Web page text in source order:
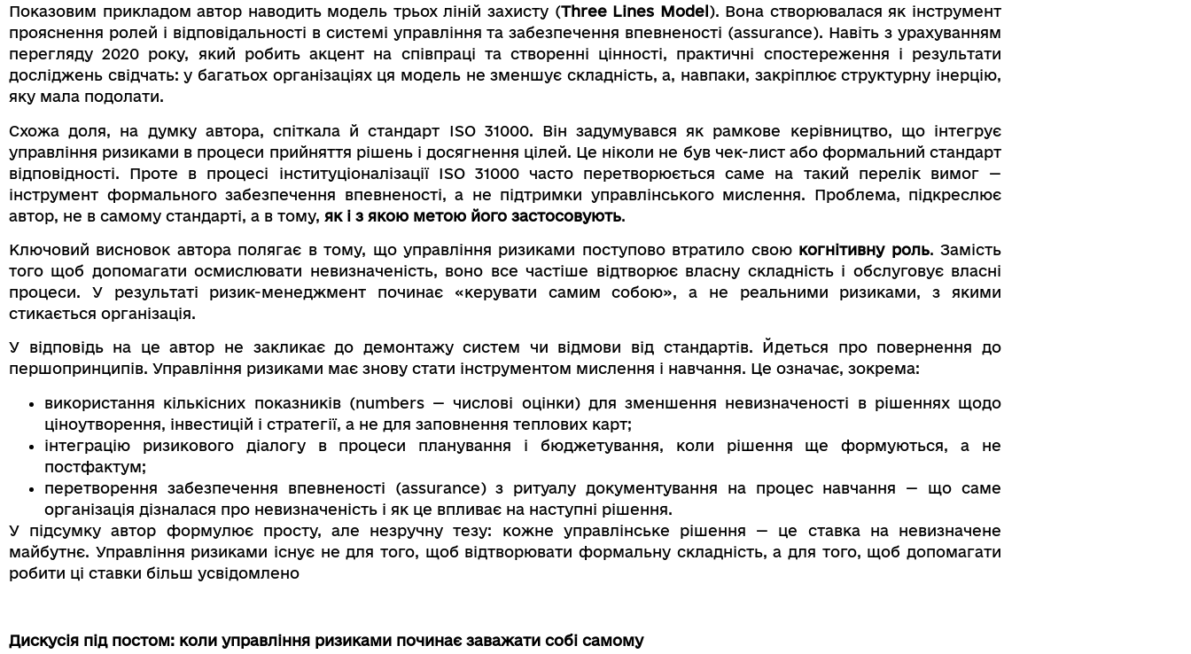
Показовим прикладом автор наводить модель трьох ліній захисту (Three Lines Model). Вона створювалася як інструмент
прояснення ролей і відповідальності в системі управління та забезпечення впевненості (assurance). Навіть з урахуванням
перегляду 2020 року, який робить акцент на співпраці та створенні цінності, практичні спостереження і результати
досліджень свідчать: у багатьох організаціях ця модель не зменшує складність, а, навпаки, закріплює структурну інерцію,
яку мала подолати.
Схожа доля, на думку автора, спіткала й стандарт ISO 31000. Він задумувався як рамкове керівництво, що інтегрує
управління ризиками в процеси прийняття рішень і досягнення цілей. Це ніколи не був чек-лист або формальний стандарт
відповідності. Проте в процесі інституціоналізації ISO 31000 часто перетворюється саме на такий перелік вимог —
інструмент формального забезпечення впевненості, а не підтримки управлінського мислення. Проблема, підкреслює
автор, не в самому стандарті, а в тому, як і з якою метою його застосовують.
Ключовий висновок автора полягає в тому, що управління ризиками поступово втратило свою когнітивну роль. Замість
того щоб допомагати осмислювати невизначеність, воно все частіше відтворює власну складність і обслуговує власні
процеси. У результаті ризик-менеджмент починає «керувати самим собою», а не реальними ризиками, з якими
стикається організація.
У відповідь на це автор не закликає до демонтажу систем чи відмови від стандартів. Йдеться про повернення до
першопринципів. Управління ризиками має знову стати інструментом мислення і навчання. Це означає, зокрема:
використання кількісних показників (numbers — числові оцінки) для зменшення невизначеності в рішеннях щодо
ціноутворення, інвестицій і стратегії, а не для заповнення теплових карт;
інтеграцію ризикового діалогу в процеси планування і бюджетування, коли рішення ще формуються, а не
постфактум;
перетворення забезпечення впевненості (assurance) з ритуалу документування на процес навчання — що саме
організація дізналася про невизначеність і як це впливає на наступні рішення.
У підсумку автор формулює просту, але незручну тезу: кожне управлінське рішення — це ставка на невизначене
майбутнє. Управління ризиками існує не для того, щоб відтворювати формальну складність, а для того, щоб допомагати
робити ці ставки більш усвідомлено
Дискусія під постом: коли управління ризиками починає заважати собі самому